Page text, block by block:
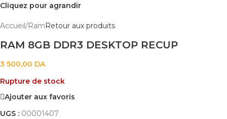
Cliquez pour agrandir
Accueil /Ram Retour aux produits
RAM 8GB DDR3 DESKTOP RECUP
3 500,00 DA
Rupture de stock
Ajouter aux favoris
UGS : 00001407